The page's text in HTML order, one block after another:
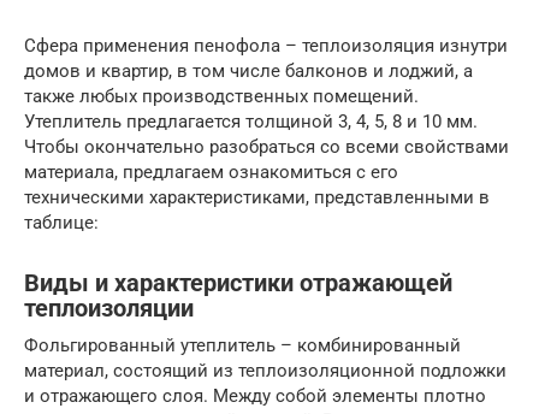
Сфера применения пенофола – теплоизоляция изнутри
домов и квартир, в том числе балконов и лоджий, а
также любых производственных помещений.
Утеплитель предлагается толщиной 3, 4, 5, 8 и 10 мм.
Чтобы окончательно разобраться со всеми свойствами
материала, предлагаем ознакомиться с его
техническими характеристиками, представленными в
таблице:
Виды и характеристики отражающей
теплоизоляции
Фольгированный утеплитель – комбинированный
материал, состоящий из теплоизоляционной подложки
и отражающего слоя. Между собой элементы плотно